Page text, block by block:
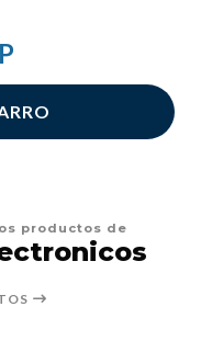
productos de